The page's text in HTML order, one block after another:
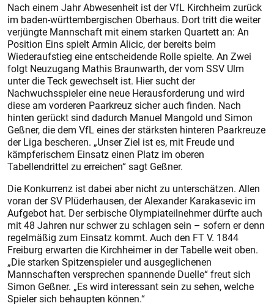
Nach einem Jahr Abwesenheit ist der VfL Kirchheim zurück
im baden-württembergischen Oberhaus. Dort tritt die weiter
verjüngte Mannschaft mit einem starken Quartett an: An
Position Eins spielt Armin Alicic, der bereits beim
Wiederaufstieg eine entscheidende Rolle spielte. An Zwei
folgt Neuzugang Mathis Braunwarth, der vom SSV Ulm
unter die Teck gewechselt ist. Hier sucht der
Nachwuchsspieler eine neue Herausforderung und wird
diese am vorderen Paarkreuz sicher auch finden. Nach
hinten gerückt sind dadurch Manuel Mangold und Simon
Geßner, die dem VfL eines der stärksten hinteren Paarkreuze
der Liga bescheren. „Unser Ziel ist es, mit Freude und
kämpferischem Einsatz einen Platz im oberen
Tabellendrittel zu erreichen“ sagt Geßner.
Die Konkurrenz ist dabei aber nicht zu unterschätzen. Allen
voran der SV Plüderhausen, der Alexander Karakasevic im
Aufgebot hat. Der serbische Olympiateilnehmer dürfte auch
mit 48 Jahren nur schwer zu schlagen sein – sofern er denn
regelmäßig zum Einsatz kommt. Auch den FT V. 1844
Freiburg erwarten die Kirchheimer in der Tabelle weit oben.
„Die starken Spitzenspieler und ausgeglichenen
Mannschaften versprechen spannende Duelle“ freut sich
Simon Geßner. „Es wird interessant sein zu sehen, welche
Spieler sich behaupten können.“